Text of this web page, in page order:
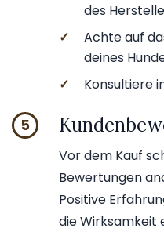
des
✓
Achte auf
deines
✓
Konsultiere
5
Vor dem Kauf
Bewertungen
Positive
die Wirksamkeit